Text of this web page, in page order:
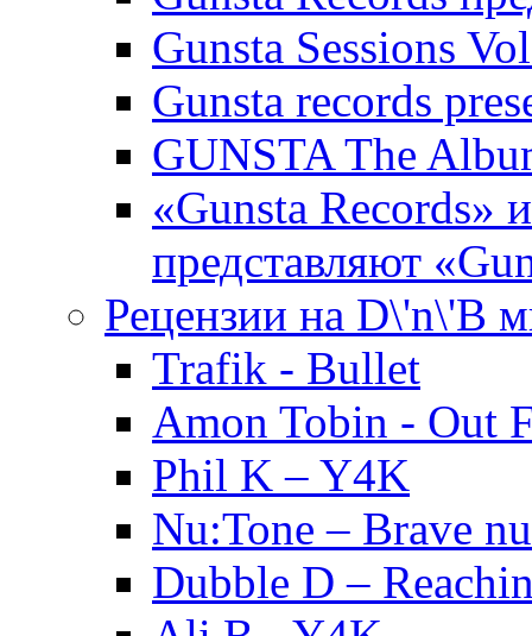
Gunsta Sessions
Gunsta records
GUNSTA The
«Gunsta Records»
представляют
Рецензии на D\'n\'B
Trafik - Bullet
Amon Tobin - Out
Phil K – Y4K
Nu:Tone – Brave
Dubble D –